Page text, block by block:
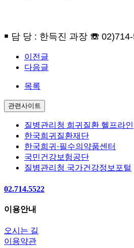
￭ 담 당 : 한득진 과장 ☏
이전글
다음글
목록
관련사이트
질병관리청 희귀질환 헬프라인
한국희귀질환재단
한국희귀·필수의약품센터
국민건강보험공단
질병관리청 국가건강정보포털
02.714.5522
이용안내
오시는 길
이용약관